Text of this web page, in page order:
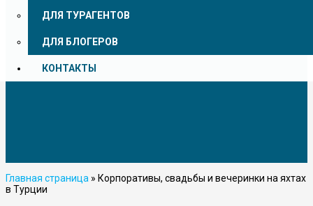
ДЛЯ ТУРАГЕНТОВ
ДЛЯ БЛОГЕРОВ
КОНТАКТЫ
Главная страница » Корпоративы, свадьбы и вечеринки на яхтах
в Турции